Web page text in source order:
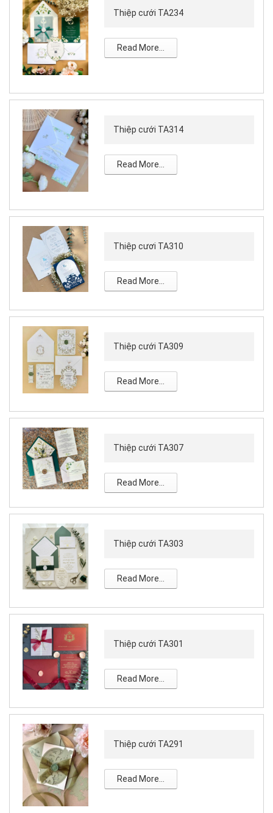
Thiệp cưới TA234
Read More...
Thiệp cưới TA314
Read More...
Thiệp cươi TA310
Read More...
Thiệp cưới TA309
Read More...
Thiệp cưới TA307
Read More...
Thiệp cưới TA303
Read More...
Thiệp cưới TA301
Read More...
Thiệp cưới TA291
Read More...